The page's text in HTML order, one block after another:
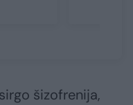
šizofrenija,